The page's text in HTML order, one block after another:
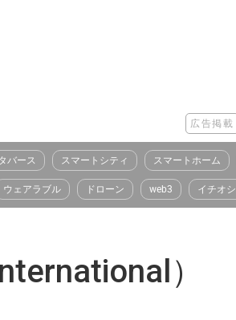
広告掲載
バース スマートシティ スマートホーム
ウェアラブル ドローン web3 イチオシ
）